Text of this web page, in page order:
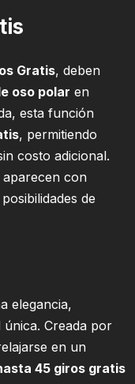
Gratis, deben
oso polar en
esta función
, permitiendo
costo adicional.
con
de
elegancia,
Creada por
en un
45 giros gratis